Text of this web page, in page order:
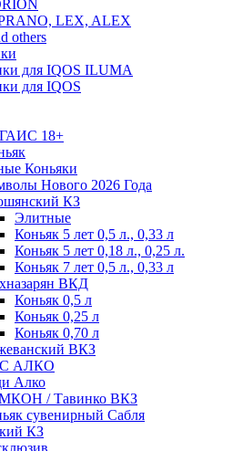
LEX, ALEX
others
для IQOS ILUMA
для IQOS
18+
Коньяки
Нового 2026 Года
КЗ
Элитные
Коньяк 5 лет 0,5 л., 0,33 л
Коньяк 5 лет 0,18 л., 0,25 л.
Коньяк 7 лет 0,5 л., 0,33 л
ВКД
Коньяк 0,5 л
Коньяк 0,25 л
Коньяк 0,70 л
ВКЗ
АЛКО
Алко
/ Тавинко ВКЗ
сувенирный Сабля
КЗ